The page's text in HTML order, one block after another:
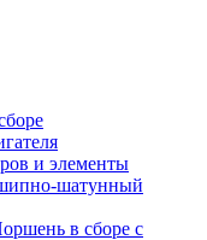
и элементы
шатунный
в сборе с